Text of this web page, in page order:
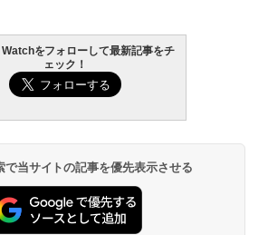
をフォローして最新記事をチ
ェック！
当サイトの記事を優先表示させる